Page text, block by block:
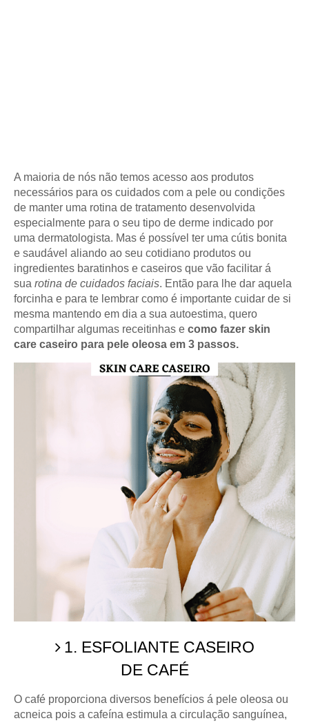
A maioria de nós não temos acesso aos produtos
necessários para os cuidados com a pele ou condições
de manter uma rotina de tratamento desenvolvida
especialmente para o seu tipo de derme indicado por
uma dermatologista. Mas é possível ter uma cútis bonita
e saudável aliando ao seu cotidiano produtos ou
ingredientes baratinhos e caseiros que vão facilitar á
sua rotina de cuidados faciais. Então para lhe dar aquela
forcinha e para te lembrar como é importante cuidar de si
mesma mantendo em dia a sua autoestima, quero
compartilhar algumas receitinhas e como fazer skin
care caseiro para pele oleosa em 3 passos.
1. ESFOLIANTE CASEIRO
DE CAFÉ
O café proporciona diversos benefícios á pele oleosa ou
acneica pois a cafeína estimula a circulação sanguínea,